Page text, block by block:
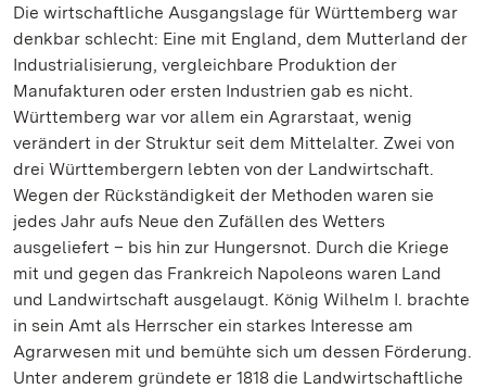
Die wirtschaftliche Ausgangslage für Württemberg war
denkbar schlecht: Eine mit England, dem Mutterland der
Industrialisierung, vergleichbare Produktion der
Manufakturen oder ersten Industrien gab es nicht.
Württemberg war vor allem ein Agrarstaat, wenig
verändert in der Struktur seit dem Mittelalter. Zwei von
drei Württembergern lebten von der Landwirtschaft.
Wegen der Rückständigkeit der Methoden waren sie
jedes Jahr aufs Neue den Zufällen des Wetters
ausgeliefert – bis hin zur Hungersnot. Durch die Kriege
mit und gegen das Frankreich Napoleons waren Land
und Landwirtschaft ausgelaugt. König Wilhelm I. brachte
in sein Amt als Herrscher ein starkes Interesse am
Agrarwesen mit und bemühte sich um dessen Förderung.
Unter anderem gründete er 1818 die Landwirtschaftliche